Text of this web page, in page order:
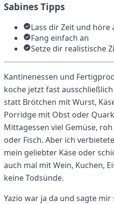
Sabines Tipps
Lass dir Zeit und
Fang einfach an
Setze dir realistische
Kantinenessen und
koche jetzt fast
statt Brötchen mit Wurst,
Porridge mit Obst oder
Mittagessen viel Gemüse,
oder Fisch. Aber ich
mein geliebter Käse oder
auch mal mit Wein, Kuchen,
keine Todsünde.
Yazio war ja da und sagte